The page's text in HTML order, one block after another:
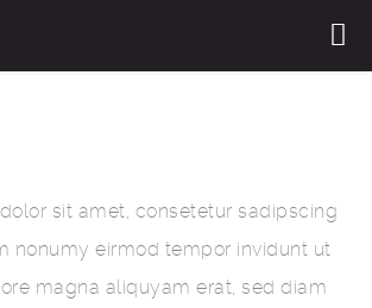
sit amet, consetetur sadipscing
nonumy eirmod tempor invidunt ut
magna aliquyam erat, sed diam